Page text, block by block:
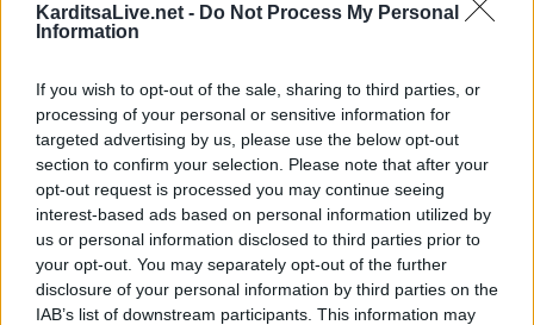
KarditsaLive.net - Do Not Process My Personal
Information
If you wish to opt-out of the sale, sharing to third parties, or
processing of your personal or sensitive information for
targeted advertising by us, please use the below opt-out
section to confirm your selection. Please note that after your
opt-out request is processed you may continue seeing
interest-based ads based on personal information utilized by
us or personal information disclosed to third parties prior to
your opt-out. You may separately opt-out of the further
disclosure of your personal information by third parties on the
IAB’s list of downstream participants. This information may
Ιερά Μητρόπολη: Πρόγραμμα της
φετινής πανηγύρεως του ιερομάρτυρα
Σεραφείμ
Την τελευταία Κυριακή του Σεπτεμβρίου, η τοπική μας